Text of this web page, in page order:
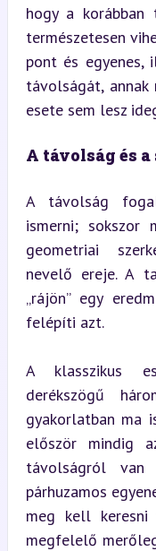
hogy a
természetesen
pont és egyenes,
távolságát,
esete sem lesz
A távolság és
A távolság
ismerni; sokszor
geometriai
nevelő ereje. A
„rájön” egy
felépíti azt.
A klasszikus
derékszögű
gyakorlatban ma
először mindig
távolságról
párhuzamos
meg kell
megfelelő